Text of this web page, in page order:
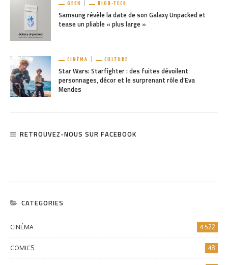
GEEK HIGH-TECH
Samsung révèle la date de son Galaxy Unpacked et
tease un pliable « plus large »
CINÉMA CULTURE
Star Wars: Starfighter : des fuites dévoilent
personnages, décor et le surprenant rôle d’Eva
Mendes
RETROUVEZ-NOUS SUR FACEBOOK
CATEGORIES
CINÉMA 4 522
COMICS 48